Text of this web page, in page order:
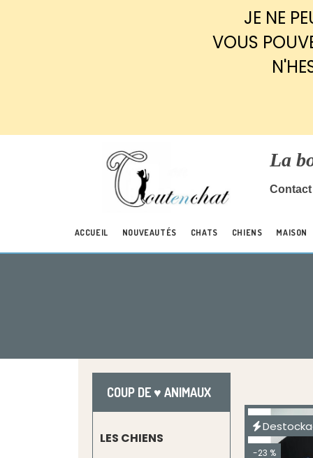
JE NE
VOUS
La
Contact
ACCUEIL NOUVEAUTÉS CHATS CHIENS MAISON
COUP DE ♥ ANIMAUX
LES CHIENS
-23 %